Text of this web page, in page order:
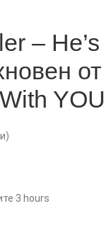
– He’s
от
YOU
3 hours